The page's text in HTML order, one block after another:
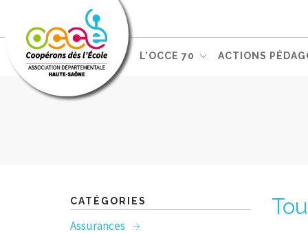
L'OCCE NATIONAL L'OCCE 70 ACTIONS
CATÉGORIES
Assurances